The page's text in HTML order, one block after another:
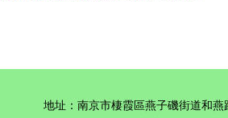
地址：南京市棲霞區燕子磯街道和